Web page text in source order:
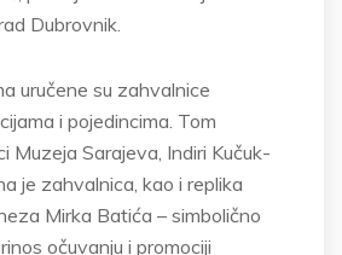
Dubrovnik.
uručene su zahvalnice
i pojedincima. Tom
Muzeja Sarajeva, Indiri Kučuk-
je zahvalnica, kao i replika
Mirka Batića – simbolično
očuvanju i promociji